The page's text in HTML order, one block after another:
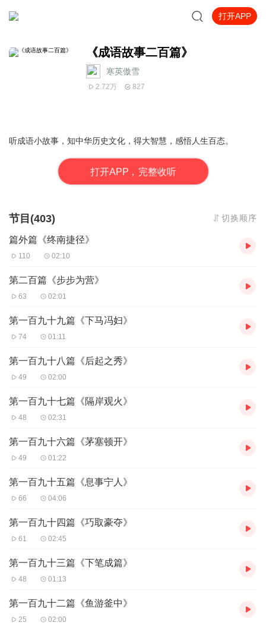
打开APP
《成语故事二百篇》
寒英傲雪
2.72万 827
听成语小故事，知中华历史文化，得大智慧，感悟人生百态。
打开APP，完整收听
节目(403) 切换顺序
篇外篇《终南捷径》
110 02:10
第二百篇《步步为营》
63 02:01
第一百九十九篇《下马冯妇》
74 01:11
第一百九十八篇《后起之秀》
49 02:00
第一百九十七篇《隔岸观火》
48 02:31
第一百九十六篇《茅塞顿开》
49 01:22
第一百九十五篇《息事宁人》
66 04:06
第一百九十四篇《巧取豪夺》
61 02:45
第一百九十三篇《下笔成篇》
48 01:13
第一百九十二篇《鱼游釜中》
25 02:00